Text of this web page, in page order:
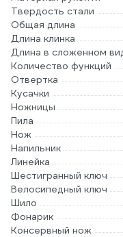
Твердость стали
Общая длина
Длина клинка
Длина в сложенном
Количество функций
Отвертка
Кусачки
Ножницы
Пила
Нож
Напильник
Линейка
Шестигранный ключ
Велосипедный ключ
Шило
Фонарик
Консервный нож